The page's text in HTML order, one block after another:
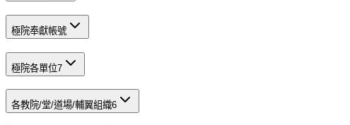
極院奉獻帳號
極院各單位7
各教院/堂/道場/輔翼組織6